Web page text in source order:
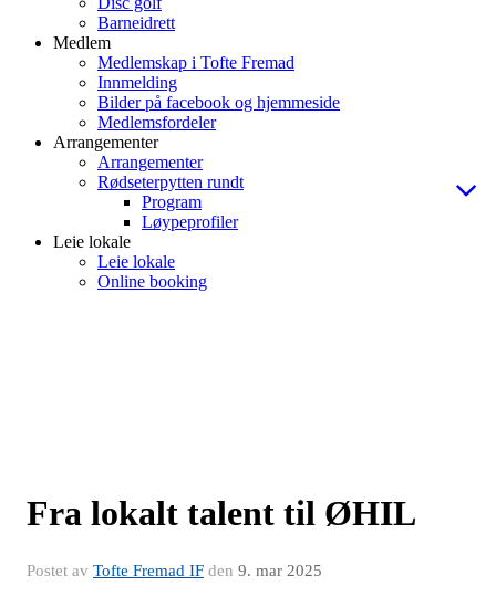
Barneidrett
Medlem
Medlemskap i Tofte Fremad
Innmelding
Bilder på facebook og hjemmeside
Medlemsfordeler
Arrangementer
Arrangementer
Rødseterpytten rundt
Program
Løypeprofiler
Leie lokale
Leie lokale
Online booking
Fra lokalt talent til ØHIL
Postet av Tofte Fremad IF den 9. mar 2025